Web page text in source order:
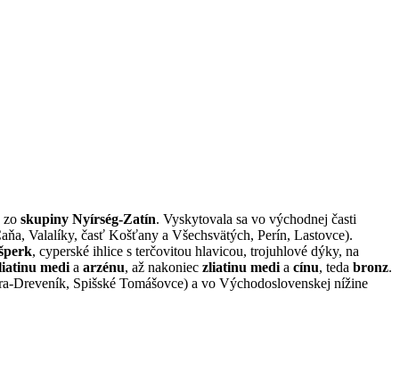
zo skupiny Nyírség-Zatín. Vyskytovala sa vo východnej časti
Valalíky, časť Košťany a Všechsvätých, Perín, Lastovce).
, cyperské ihlice s terčovitou hlavicou, trojuhlové dýky, na
medi a arzénu, až nakoniec zliatinu medi a cínu, teda bronz.
Dreveník, Spišské Tomášovce) a vo Východoslovenskej nížine